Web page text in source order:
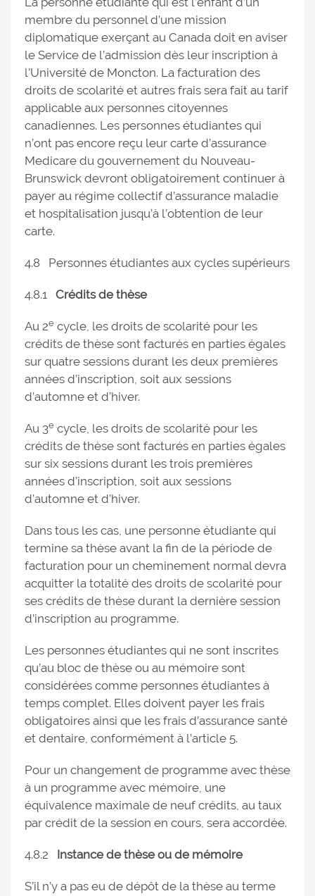
membre du personnel d’une mission
diplomatique exerçant au Canada doit en aviser
le Service de l’admission dès leur inscription à
l’Université de Moncton. La facturation des
droits de scolarité et autres frais sera fait au tarif
applicable aux personnes citoyennes
canadiennes. Les personnes étudiantes qui
n’ont pas encore reçu leur carte d’assurance
Medicare du gouvernement du Nouveau-
Brunswick devront obligatoirement continuer à
payer au régime collectif d’assurance maladie
et hospitalisation jusqu’à l’obtention de leur
carte.
4.8 Personnes étudiantes aux cycles supérieurs
4.8.1 Crédits de thèse
Au 2e cycle, les droits de scolarité pour les
crédits de thèse sont facturés en parties égales
sur quatre sessions durant les deux premières
années d’inscription, soit aux sessions
d’automne et d’hiver.
Au 3e cycle, les droits de scolarité pour les
crédits de thèse sont facturés en parties égales
sur six sessions durant les trois premières
années d’inscription, soit aux sessions
d’automne et d’hiver.
Dans tous les cas, une personne étudiante qui
termine sa thèse avant la fin de la période de
facturation pour un cheminement normal devra
acquitter la totalité des droits de scolarité pour
ses crédits de thèse durant la dernière session
d’inscription au programme.
Les personnes étudiantes qui ne sont inscrites
qu’au bloc de thèse ou au mémoire sont
considérées comme personnes étudiantes à
temps complet. Elles doivent payer les frais
obligatoires ainsi que les frais d’assurance santé
et dentaire, conformément à l’article 5.
Pour un changement de programme avec thèse
à un programme avec mémoire, une
équivalence maximale de neuf crédits, au taux
par crédit de la session en cours, sera accordée.
4.8.2 Instance de thèse ou de mémoire
S’il n’y a pas eu de dépôt de la thèse au terme